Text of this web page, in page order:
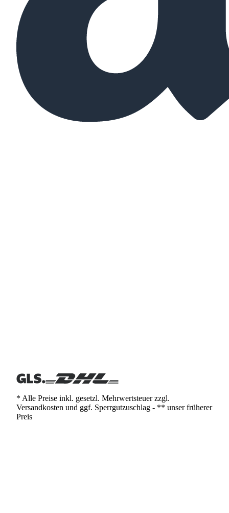
* Alle Preise inkl. gesetzl. Mehrwertsteuer zzgl.
Versandkosten und ggf. Sperrgutzuschlag - ** unser früherer
Preis